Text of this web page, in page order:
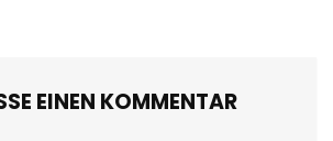
EINEN KOMMENTAR